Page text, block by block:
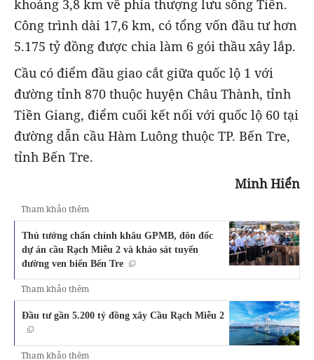
khoảng 3,8 km về phía thượng lưu sông Tiền.
Công trình dài 17,6 km, có tổng vốn đầu tư hơn
5.175 tỷ đồng được chia làm 6 gói thầu xây lắp.
Cầu có điểm đầu giao cắt giữa quốc lộ 1 với
đường tỉnh 870 thuộc huyện Châu Thành, tỉnh
Tiền Giang, điểm cuối kết nối với quốc lộ 60 tại
đường dẫn cầu Hàm Luông thuộc TP. Bến Tre,
tỉnh Bến Tre.
Minh Hiển
Tham khảo thêm
Thủ tướng chấn chỉnh khâu GPMB, đôn đốc
dự án cầu Rạch Miễu 2 và khảo sát tuyến
đường ven biển Bến Tre
Tham khảo thêm
Đầu tư gần 5.200 tỷ đồng xây Cầu Rạch Miễu 2
Tham khảo thêm